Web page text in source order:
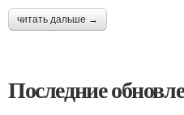
читать дальше →
Последние